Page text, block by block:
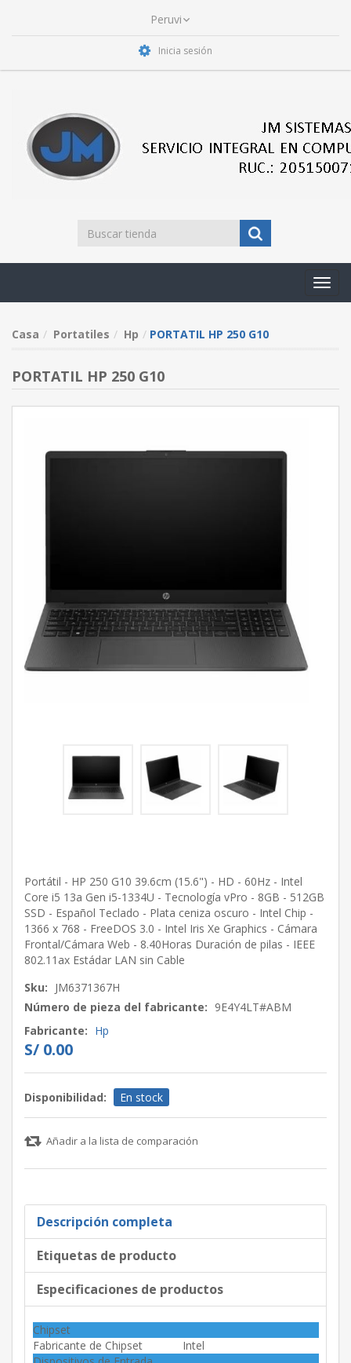
Inicia sesión
Casa Portatiles Hp PORTATIL HP 250 G10
PORTATIL HP 250 G10
Portátil - HP 250 G10 39.6cm (15.6") - HD - 60Hz - Intel
Core i5 13a Gen i5-1334U - Tecnología vPro - 8GB - 512GB
SSD - Español Teclado - Plata ceniza oscuro - Intel Chip -
1366 x 768 - FreeDOS 3.0 - Intel Iris Xe Graphics - Cámara
Frontal/Cámara Web - 8.40Horas Duración de pilas - IEEE
802.11ax Estádar LAN sin Cable
Sku: JM6371367H
Número de pieza del fabricante: 9E4Y4LT#ABM
Fabricante: Hp
S/ 0.00
Disponibilidad: En stock
Añadir a la lista de comparación
Descripción completa
Etiquetas de producto
Especificaciones de productos
Chipset
Fabricante de Chipset
Intel